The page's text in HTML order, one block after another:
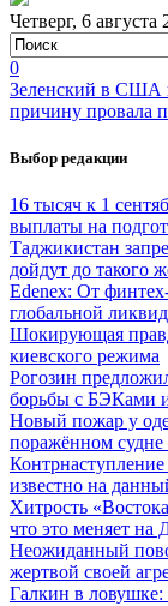
Четверг, 6 августа
0
Зеленский в США
причину провала
Выбор редакции
16 тысяч к 1
выплаты на
Таджикистан
дойдут до такого
Edenex: От
глобальной
Шокирующая
киевского режима
Рогозин
борьбы с БЭКами
Новый пожар у
поражённом
известно на
Хитрость
что это меняет на
Неожиданный
жертвой своей
Галкин в ловушке: